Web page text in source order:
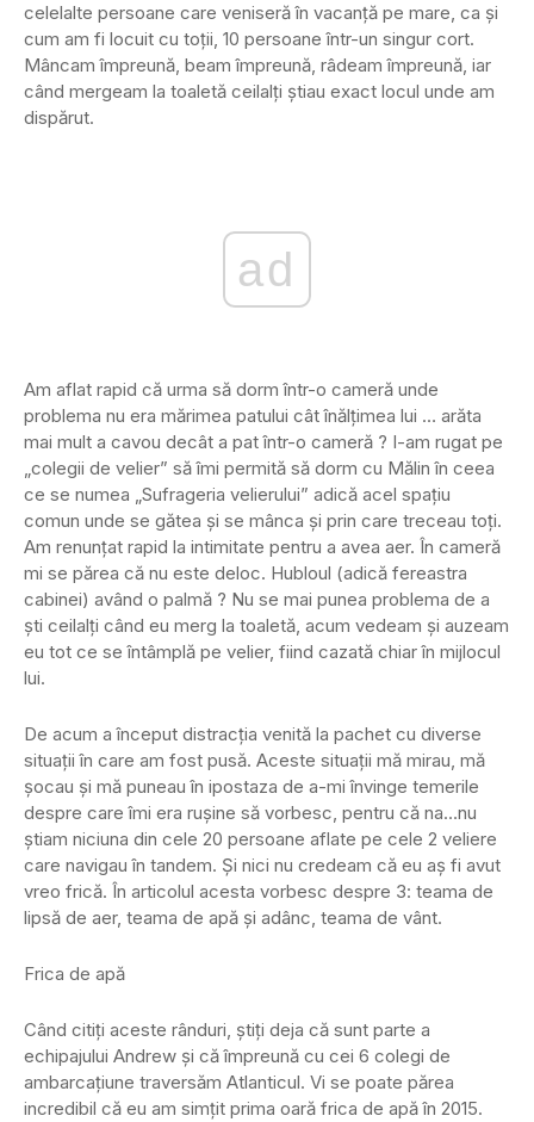
celelalte persoane care veniseră în vacanță pe mare, ca și
cum am fi locuit cu toții, 10 persoane într-un singur cort.
Mâncam împreună, beam împreună, râdeam împreună, iar
când mergeam la toaletă ceilalți știau exact locul unde am
dispărut.
ad
Am aflat rapid că urma să dorm într-o cameră unde
problema nu era mărimea patului cât înălțimea lui … arăta
mai mult a cavou decât a pat într-o cameră ? I-am rugat pe
„colegii de velier” să îmi permită să dorm cu Mălin în ceea
ce se numea „Sufrageria velierului” adică acel spațiu
comun unde se gătea și se mânca și prin care treceau toți.
Am renunțat rapid la intimitate pentru a avea aer. În cameră
mi se părea că nu este deloc. Hubloul (adică fereastra
cabinei) având o palmă ? Nu se mai punea problema de a
ști ceilalți când eu merg la toaletă, acum vedeam și auzeam
eu tot ce se întâmplă pe velier, fiind cazată chiar în mijlocul
lui.
De acum a început distracția venită la pachet cu diverse
situații în care am fost pusă. Aceste situații mă mirau, mă
șocau și mă puneau în ipostaza de a-mi învinge temerile
despre care îmi era rușine să vorbesc, pentru că na…nu
știam niciuna din cele 20 persoane aflate pe cele 2 veliere
care navigau în tandem. Și nici nu credeam că eu aș fi avut
vreo frică. În articolul acesta vorbesc despre 3: teama de
lipsă de aer, teama de apă și adânc, teama de vânt.
Frica de apă
Când citiți aceste rânduri, știți deja că sunt parte a
echipajului Andrew și că împreună cu cei 6 colegi de
ambarcațiune traversăm Atlanticul. Vi se poate părea
incredibil că eu am simțit prima oară frica de apă în 2015.